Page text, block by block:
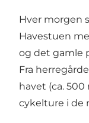
Hver morgen
Havestuen
og det gamle
Fra
havet (ca.
cykelture i de